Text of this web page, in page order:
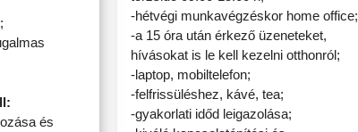
és
-hétvégi munkavégzéskor home office;
-a 15 óra után érkező üzeneteket,
hívásokat is le kell kezelni otthonról;
-laptop, mobiltelefon;
-felfrissüléshez, kávé, tea;
-gyakorlati időd leigazolása;